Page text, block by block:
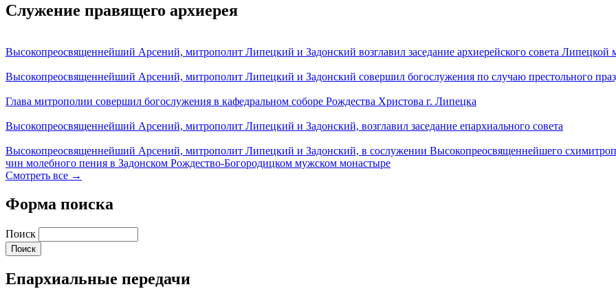
Служение правящего архиерея
Высокопреосвященнейший Арсений, митрополит Липецкий и Задонский возглавил заседание архиерейского совета Липецкой
Высокопреосвященнейший Арсений, митрополит Липецкий и Задонский совершил богослужения по случаю престольного
Глава митрополии совершил богослужения в кафедральном соборе Рождества Христова г. Липецка
Высокопреосвященнейший Арсений, митрополит Липецкий и Задонский, возглавил заседание епархиального совета
Высокопреосвященнейший Арсений, митрополит Липецкий и Задонский, в сослужении Высокопреосвященнейшего
чин молебного пения в Задонском Рождество-Богородицком мужском монастыре
Смотреть все →
Форма поиска
Поиск
Епархиальные передачи